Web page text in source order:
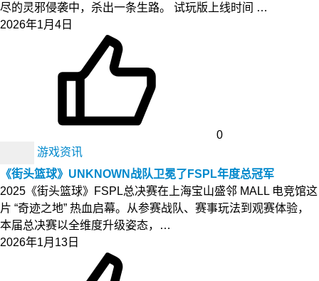
尽的灵邪侵袭中，杀出一条生路。 试玩版上线时间 ‌…
2026年1月4日
0
游戏资讯
《街头篮球》UNKNOWN战队卫冕了FSPL年度总冠军
2025《街头篮球》FSPL总决赛在上海宝山盛邻 MALL 电竞馆这
片 “奇迹之地” 热血启幕。从参赛战队、赛事玩法到观赛体验，
本届总决赛以全维度升级姿态，…
2026年1月13日